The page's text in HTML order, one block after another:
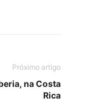
Próximo artigo
na Costa
Rica